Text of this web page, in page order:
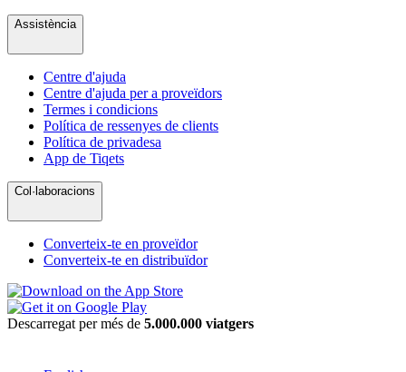
Assistència
Centre d'ajuda
Centre d'ajuda per a proveïdors
Termes i condicions
Política de ressenyes de clients
Política de privadesa
App de Tiqets
Col·laboracions
Converteix-te en proveïdor
Converteix-te en distribuïdor
Descarregat per més de 5.000.000 viatgers